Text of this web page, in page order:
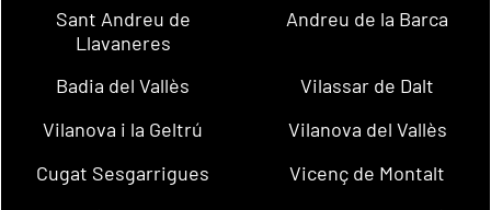
Sant Andreu de
Llavaneres
Andreu de la Barca
Badia del Vallès
Vilassar de Dalt
Vilanova i la Geltrú
Vilanova del Vallès
Cugat Sesgarrigues
Vicenç de Montalt